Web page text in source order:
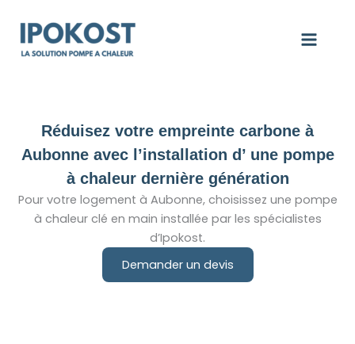
contenu
Réduisez votre empreinte carbone à
Aubonne avec l’installation d’ une pompe
à chaleur dernière génération
Pour votre logement à Aubonne, choisissez une pompe
à chaleur clé en main installée par les spécialistes
d’Ipokost.
Demander un devis